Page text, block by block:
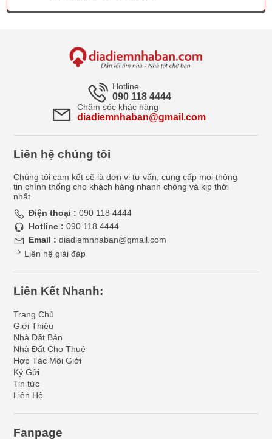
Hotline
090 118 4444
Chăm sóc khác hàng
diadiemnhaban@gmail.com
Liên hệ chúng tôi
Chúng tôi cam kết sẽ là đơn vị tư vấn, cung cấp mọi thông
tin chính thống cho khách hàng nhanh chóng và kịp thời
nhất
Điện thoại : 090 118 4444
Hotline : 090 118 4444
Email : diadiemnhaban@gmail.com
Liên hệ giải đáp
Liên Kết Nhanh:
Trang Chủ
Giới Thiệu
Nhà Đất Bán
Nhà Đất Cho Thuê
Hợp Tác Môi Giới
Ký Gửi
Tin tức
Liên Hệ
Fanpage